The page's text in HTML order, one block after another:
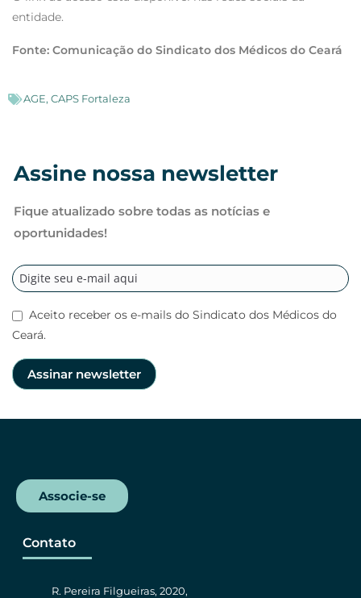
entidade.
Fonte: Comunicação do Sindicato dos Médicos do Ceará
AGE, CAPS Fortaleza
Assine nossa newsletter
Fique atualizado sobre todas as notícias e
oportunidades!
Aceito receber os e-mails do Sindicato dos Médicos do
Ceará.
Associe-se
Contato
R. Pereira Filgueiras, 2020,